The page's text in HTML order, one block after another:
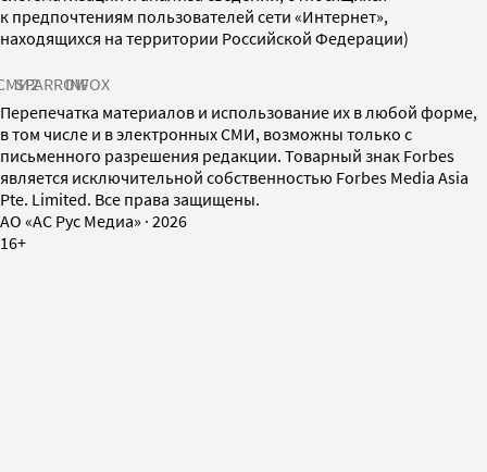
к предпочтениям пользователей сети «Интернет»,
находящихся на территории Российской Федерации)
SPARROWINFOX
Перепечатка материалов и использование их в любой форме,
в том числе и в электронных СМИ, возможны только с
письменного разрешения редакции. Товарный знак Forbes
является исключительной собственностью Forbes Media Asia
Pte. Limited. Все права защищены.
AO «АС Рус Медиа» · 2026
16+